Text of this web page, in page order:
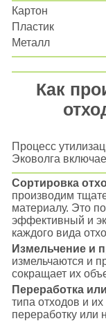
Картон
Пластик
Металл
Как
Процесс
Эковолга
Сортировка
производим
материалу. Это
эффективный и
каждого вида
Измельчение и
измельчаются и
сокращает их
Переработка
типа отходов и
переработку или